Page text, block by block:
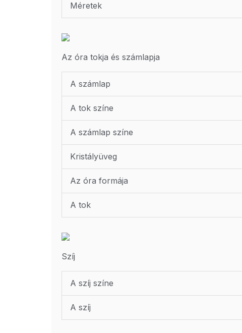
Méretek
Az óra tokja és számlapja
A számlap
A tok színe
A számlap színe
Kristályüveg
Az óra formája
A tok
Szíj
A szíj színe
A szíj